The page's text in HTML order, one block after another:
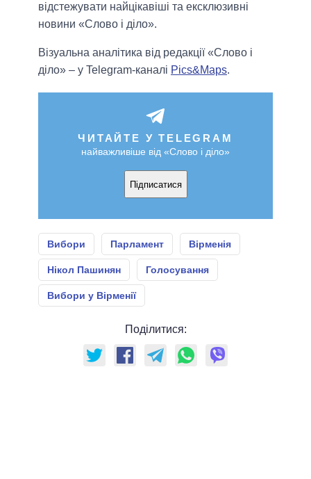
відстежувати найцікавіші та ексклюзивні
новини «Слово і діло».
Візуальна аналітика від редакції «Слово і
діло» – у Telegram-каналі Pics&Maps.
ЧИТАЙТЕ У TELEGRAM
найважливіше від «Слово і діло»
Підписатися
Вибори Парламент Вірменія
Нікол Пашинян Голосування
Вибори у Вірменії
Поділитися: